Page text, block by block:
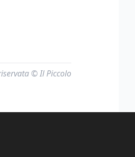
© Il Piccolo